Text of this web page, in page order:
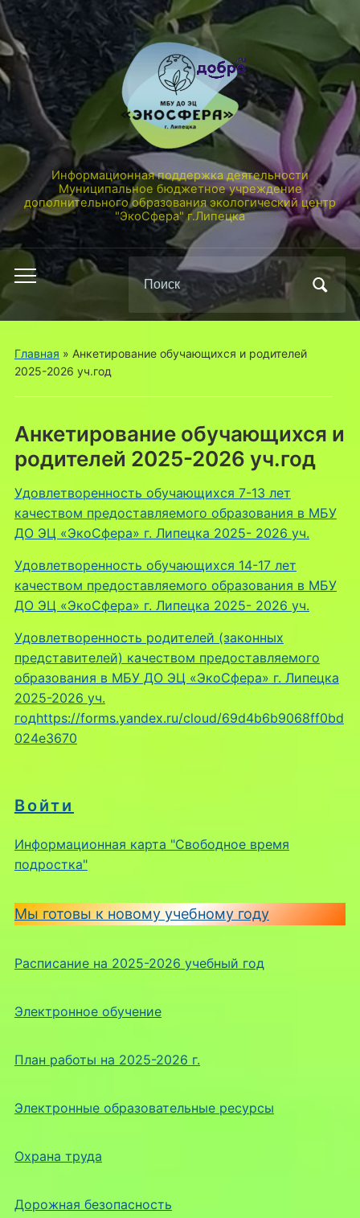
Информационная поддержка деятельности
Муниципальное бюджетное учреждение
дополнительного образования экологический центр
"ЭкоСфера" г.Липецка
Переключить
меню
Поиск
по:
Главная » Анкетирование обучающихся и родителей
2025-2026 уч.год
Войти
Информационная карта "Свободное время
подростка"
Мы готовы к новому учебному году
Расписание на 2025-2026 учебный год
Электронное обучение
План работы на 2025-2026 г.
Электронные образовательные ресурсы
Охрана труда
Дорожная безопасность
Анкетирование обучающихся и
родителей 2025-2026 уч.год
Удовлетворенность обучающихся 7-13 лет
качеством предоставляемого образования в МБУ
ДО ЭЦ «ЭкоСфера» г. Липецка 2025- 2026 уч.
Удовлетворенность обучающихся 14-17 лет
качеством предоставляемого образования в МБУ
ДО ЭЦ «ЭкоСфера» г. Липецка 2025- 2026 уч.
Удовлетворенность родителей (законных
представителей) качеством предоставляемого
образования в МБУ ДО ЭЦ «ЭкоСфера» г. Липецка
2025-2026 уч.
годhttps://forms.yandex.ru/cloud/69d4b6b9068ff0bd
024e3670